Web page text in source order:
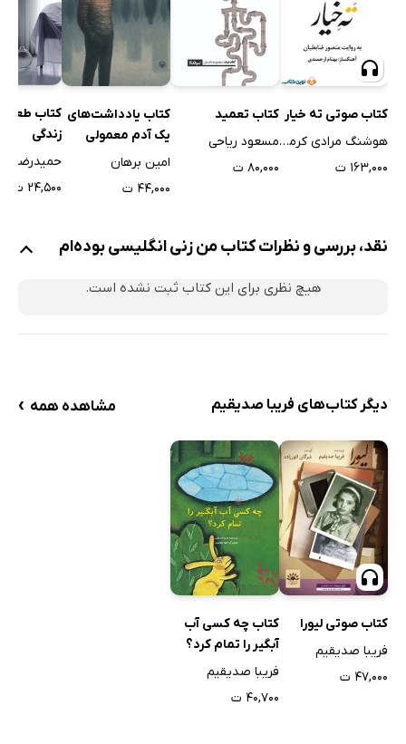
کتاب صوتی ته خیار
هوشنگ مرادی کرمانی
۱۶۳,۰۰۰ ت
کتاب تعمید
مسعود ریاحی
۸۰,۰۰۰ ت
کتاب یادداشت‌های
یک آدم معمولی
امین برهان
۴۴,۰۰۰ ت
کتاب
زندگی
حمیدرضا
۲۴,۵۰۰ ت
نقد، بررسی و نظرات کتاب من زنی انگلیسی بوده‌ام
هیچ نظری برای این کتاب ثبت نشده است.
دیگر کتاب‌های فریبا صدیقیم مشاهده همه ›
کتاب صوتی لیورا
فریبا صدیقیم
۴۷,۰۰۰ ت
کتاب چه کسی آب
آبگیر را تمام کرد؟
فریبا صدیقیم
۴۰,۷۰۰ ت